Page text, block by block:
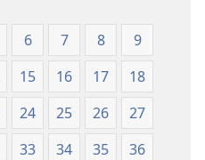
—
Bản
dịch
Thế
Giới
Mới
Bản
dịch
Thế
Giới
Mới
6 7 8
9
15 16 17
18
24 25 26
27
33 34 35
36